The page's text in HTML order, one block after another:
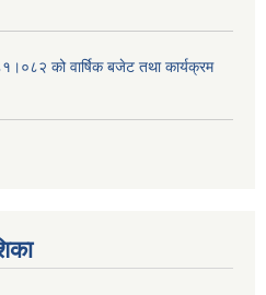
को वार्षिक बजेट तथा कार्यक्रम